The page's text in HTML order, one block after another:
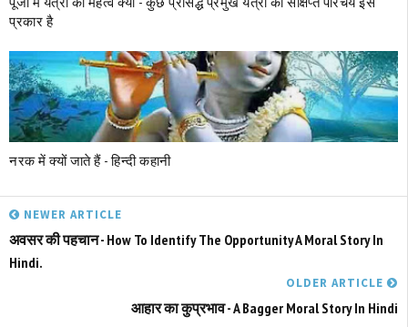
प्रकार है
नरक में क्‍यों जाते हैं - हिन्दी कहानी
NEWER ARTICLE
अवसर की पहचान - How To Identify The Opportunity A Moral Story In
Hindi.
OLDER ARTICLE
आहार का कुप्रभाव - A Bagger Moral Story In Hindi